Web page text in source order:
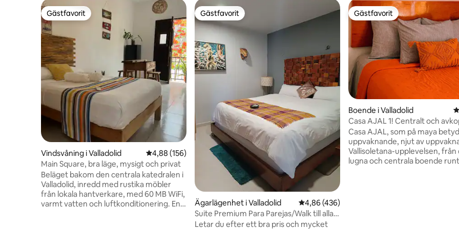
Gästfavorit
Gästfavorit
Vindsvåning i Valladolid 4,88 av 5 i genomsnittligt betyg, 156 omdömen
4,88 (156)
Main Square, bra läge, mysigt och privat
Beläget bakom den centrala katedralen i
Valladolid, inredd med rustika möbler
från lokala hantverkare, med 60 MB WiFi,
varmt vatten och luftkonditionering. En
Gästfavorit
Gästfavorit
Ägarlägenhet i Valladolid 4,86 av 5 i genomsnittligt betyg, 436
4,86 (436)
Suite Premium Para Parejas/Walk till alla
delar
Letar du efter ett bra pris och mycket
Gästfavorit
Gästfavorit
Boende i Valladolid
Casa AJAL 1! Centralt och
WiFi-HotWater-A/C
Casa AJAL, som på maya
uppvaknande, njut av
Vallisoletana-upplevelsen,
lugna och centrala boende